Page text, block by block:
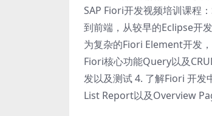
SAP Fiori开发视频培训课程
到前端，从较早的Eclipse开
为复杂的Fiori Element开发
Fiori核心功能Query以及
发以及测试 4. 了解Fiori 开发
List Report以及Overview